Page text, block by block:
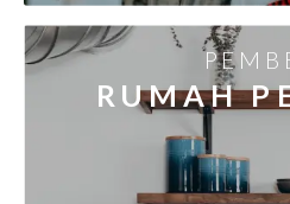
RUMAH